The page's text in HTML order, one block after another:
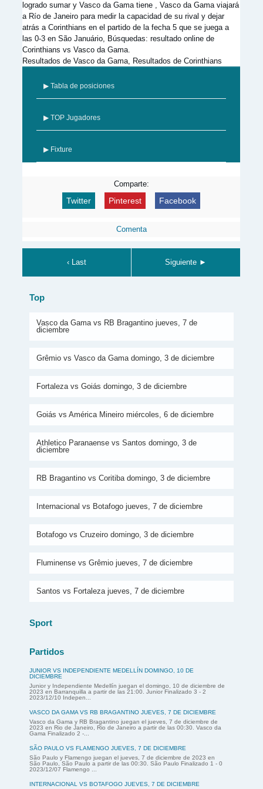
logrado sumar y Vasco da Gama tiene , Vasco da Gama viajará
a Río de Janeiro para medir la capacidad de su rival y dejar
atrás a Corinthians en el partido de la fecha 5 que se juega a
las 0-3 en São Januário, Búsquedas: resultado online de
Corinthians vs Vasco da Gama.
Resultados de Vasco da Gama, Resultados de Corinthians
▶ Tabla de posiciones
▶ TOP Jugadores
▶ Fixture
Comparte:
Twitter Pinterest Facebook
Comenta
‹ Last Siguiente ►
Top
Vasco da Gama vs RB Bragantino jueves, 7 de
diciembre
Grêmio vs Vasco da Gama domingo, 3 de diciembre
Fortaleza vs Goiás domingo, 3 de diciembre
Goiás vs América Mineiro miércoles, 6 de diciembre
Athletico Paranaense vs Santos domingo, 3 de
diciembre
RB Bragantino vs Coritiba domingo, 3 de diciembre
Internacional vs Botafogo jueves, 7 de diciembre
Botafogo vs Cruzeiro domingo, 3 de diciembre
Fluminense vs Grêmio jueves, 7 de diciembre
Santos vs Fortaleza jueves, 7 de diciembre
Sport
Partidos
JUNIOR VS INDEPENDIENTE MEDELLÍN DOMINGO, 10 DE
DICIEMBRE
Junior y Independiente Medellín juegan el domingo, 10 de diciembre de
2023 en Barranquilla a partir de las 21:00. Junior Finalizado 3 - 2
2023/12/10 Indepen...
VASCO DA GAMA VS RB BRAGANTINO JUEVES, 7 DE DICIEMBRE
Vasco da Gama y RB Bragantino juegan el jueves, 7 de diciembre de
2023 en Rio de Janeiro, Rio de Janeiro a partir de las 00:30. Vasco da
Gama Finalizado 2 -...
SÃO PAULO VS FLAMENGO JUEVES, 7 DE DICIEMBRE
São Paulo y Flamengo juegan el jueves, 7 de diciembre de 2023 en
São Paulo, São Paulo a partir de las 00:30. São Paulo Finalizado 1 - 0
2023/12/07 Flamengo ...
INTERNACIONAL VS BOTAFOGO JUEVES, 7 DE DICIEMBRE